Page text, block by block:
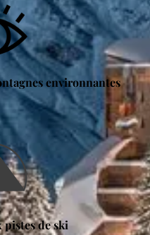
environnantes
pistes de ski